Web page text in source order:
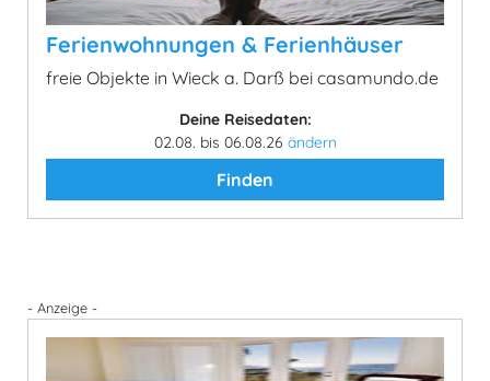
Ferienwohnungen & Ferienhäuser
freie Objekte in Wieck a. Darß bei casamundo.de
Deine Reisedaten:
02.08. bis 06.08.26 ändern
Finden
- Anzeige -